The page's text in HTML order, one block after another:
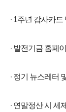
· 1주년 감사카드
· 발전기금 홈페
· 정기 뉴스레터
· 연말정산 시 세